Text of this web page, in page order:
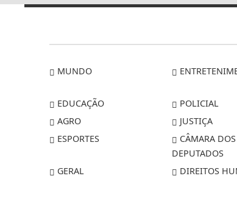
MUNDO
EDUCAÇÃO
POLICIAL
AGRO
JUSTIÇA
ESPORTES
CÂMARA DOS
DEPUTADOS
GERAL DIREITOS